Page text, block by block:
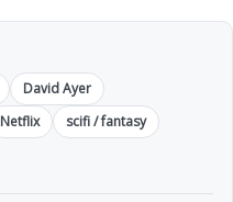
David Ayer
Netflix
scifi / fantasy